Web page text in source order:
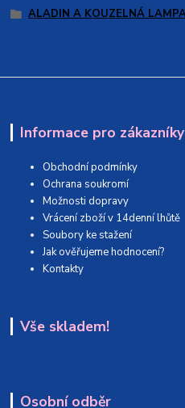
ALADIN A KOUZELNÁ
Informace pro zákazníky
Obchodní podmínky
Ochrana soukromí
Možnosti dopravy
Vrácení zboží v 14denní lhůtě
Soubory ke stažení
Jak ověřujeme hodnocení?
Kontakty
Vše skladem!
Osobní odběr